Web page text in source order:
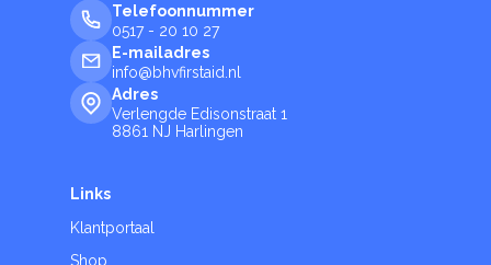
Telefoonnummer
0517 - 20 10 27
E-mailadres
info@bhvfirstaid.nl
Adres
Verlengde Edisonstraat 1
8861 NJ Harlingen
Links
Klantportaal
Shop